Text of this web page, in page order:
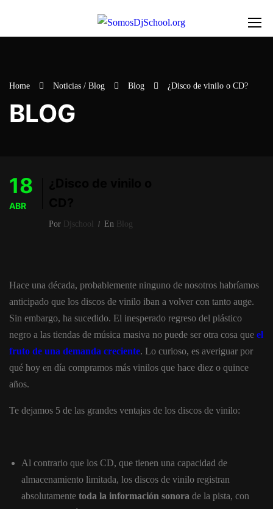
Home Noticias / Blog Blog ¿Disco de vinilo o CD?
BLOG
18
ABR
Por Djschool En Blog
Hace una década, probablemente ninguno de nosotros habríamos
anticipado que los discos de vinilo iban a volver con tanto auge.
Sin embargo, ha sucedido. El inesperado regreso del plástico
negro a las tiendas de música masiva no puede ser otra cosa que el
fruto de una demanda creciente. Lo curioso, es averiguar por
qué hoy en día compramos más vinilos que hace diez o quince
años.
Te dejamos 5 de las grandes ventajas de los discos de vinilo:
Al contrario que los CD, que tienen una capacidad de
almacenamiento limitada, los discos de vinilo registran
absolutamente toda la información sonora de la pista, con